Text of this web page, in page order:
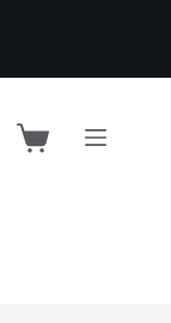
Shopping